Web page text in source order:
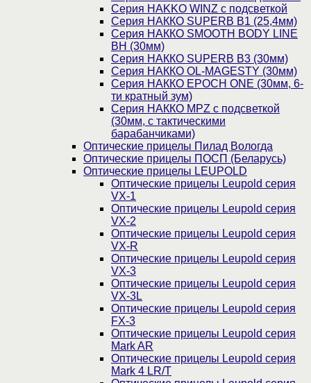
Серия НAKKO WINZ с подсветкой
Серия НАККО SUPERB B1 (25,4мм)
Серия НАККО SMOOTH BODY LINE
BH (30мм)
Серия НАККО SUPERB B3 (30мм)
Серия НАККО OL-MAGESTY (30мм)
Серия НАККО EPOCH ONE (30мм, 6-
ти кратный зум)
Серия НАККО MPZ с подсветкой
(30мм, c тактическими
барабанчиками)
Оптические прицелы Пилад Вологда
Оптические прицелы ПОСП (Беларусь)
Оптические прицелы LEUPOLD
Оптические прицелы Leupold серия
VX-1
Оптические прицелы Leupold серия
VX-2
Оптические прицелы Leupold серия
VX-R
Оптические прицелы Leupold серия
VX-3
Оптические прицелы Leupold серия
VX-3L
Оптические прицелы Leupold серия
FX-3
Оптические прицелы Leupold серия
Mark AR
Оптические прицелы Leupold серия
Mark 4 LR/T